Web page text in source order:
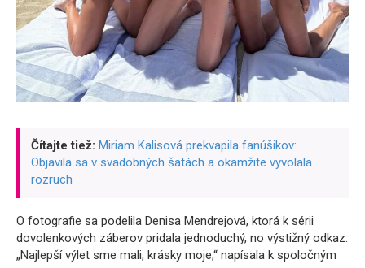
Čítajte tiež: Miriam Kalisová prekvapila fanúšikov:
Objavila sa v svadobných šatách a okamžite vyvolala
rozruch
O fotografie sa podelila Denisa Mendrejová, ktorá k sérii
dovolenkových záberov pridala jednoduchý, no výstižný odkaz.
„Najlepší výlet sme mali, krásky moje,“ napísala k spoločným